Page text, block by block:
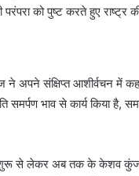
को पुष्ट करते हुए राष्ट्र
ने अपने संक्षिप्त आशीर्वचन में
भाव से कार्य किया है,
से लेकर अब तक के केशव कुंज के